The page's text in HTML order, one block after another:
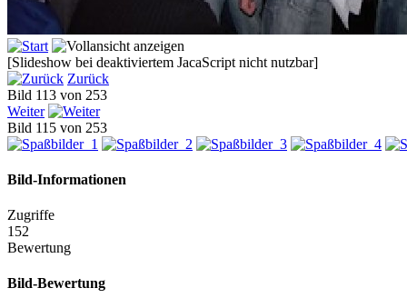
[Slideshow bei deaktiviertem JacaScript nicht nutzbar]
Zurück
Bild 113 von 253
Weiter
Bild 115 von 253
Bild-Informationen
Zugriffe
152
Bewertung
Bild-Bewertung